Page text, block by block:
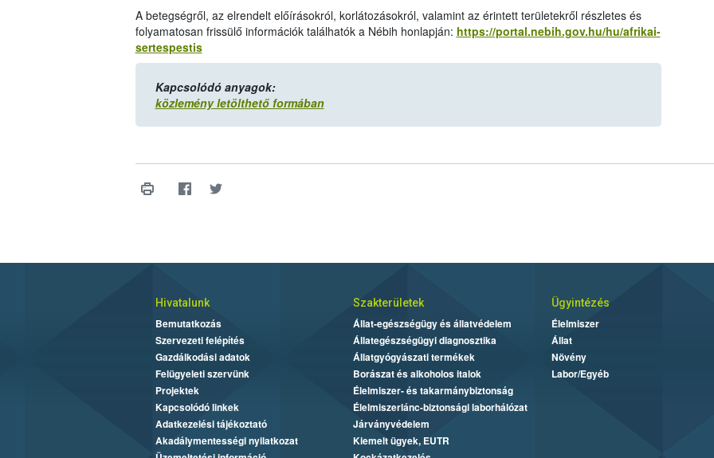
A betegségről, az elrendelt előírásokról, korlátozásokról, valamint az érintett területekről részletes és
folyamatosan frissülő információk találhatók a Nébih honlapján: https://portal.nebih.gov.hu/hu/afrikai-
sertespestis
Kapcsolódó anyagok:
közlemény letölthető formában
Hivatalunk
Bemutatkozás
Szervezeti felépítés
Gazdálkodási adatok
Felügyeleti szervünk
Projektek
Kapcsolódó linkek
Adatkezelési tájékoztató
Akadálymentességi nyilatkozat
Szakterületek
Állat-egészségügy és állatvédelem
Állategészségügyi diagnosztika
Állatgyógyászati termékek
Borászat és alkoholos italok
Élelmiszer- és takarmánybiztonság
Élelmiszerlánc-biztonsági laborhálózat
Járványvédelem
Kiemelt ügyek, EUTR
Ügyintézés
Élelmiszer
Állat
Növény
Labor/Egyéb